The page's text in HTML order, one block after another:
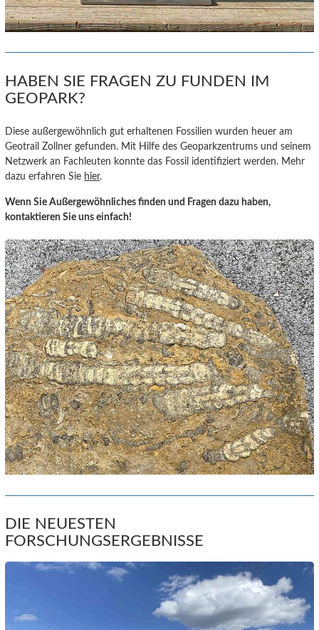
HABEN SIE FRAGEN ZU FUNDEN IM
GEOPARK?
Diese außergewöhnlich gut erhaltenen Fossilien wurden heuer am
Geotrail Zollner gefunden. Mit Hilfe des Geoparkzentrums und seinem
Netzwerk an Fachleuten konnte das Fossil identifiziert werden. Mehr
dazu erfahren Sie hier.
Wenn Sie Außergewöhnliches finden und Fragen dazu haben,
kontaktieren Sie uns einfach!
DIE NEUESTEN
FORSCHUNGSERGEBNISSE